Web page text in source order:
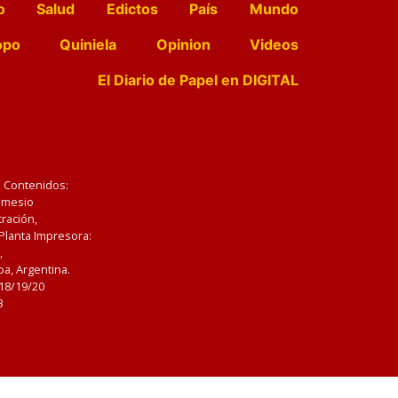
Salud Edictos País
Mundo
Quiniela Opinion
Videos
El Diario de Papel en DIGITAL
Impresora:
Argentina.
19/20